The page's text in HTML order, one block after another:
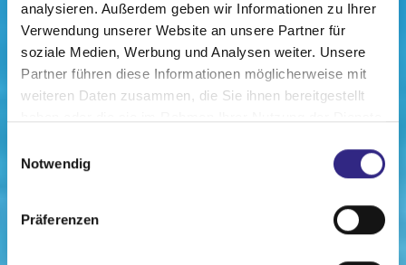
analysieren. Außerdem geben wir Informationen zu Ihrer
Verwendung unserer Website an unsere Partner für
soziale Medien, Werbung und Analysen weiter. Unsere
Partner führen diese Informationen möglicherweise mit
weiteren Daten zusammen, die Sie ihnen bereitgestellt
Notwendig
Präferenzen